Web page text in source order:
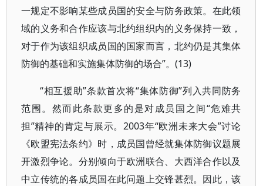
一规定不影响某些成员国的安全与防务政策。在此领
域的义务和合作应该与北约组织内的义务保持一致，
对于作为该组织成员国的国家而言，北约仍是其集体
防御的基础和实施集体防御的场合”。(13)
“相互援助”条款首次将“集体防御”列入共同防务
范围。然而此条款更多的是对成员国之间“危难共
担”精神的肯定与展示。2003年“欧洲未来大会”讨论
《欧盟宪法条约》时，成员国曾经就集体防御议题展
开激烈争论。分别倾向于欧洲联合、大西洋合作以及
中立传统的各成员国在此问题上交锋甚烈。因此，该